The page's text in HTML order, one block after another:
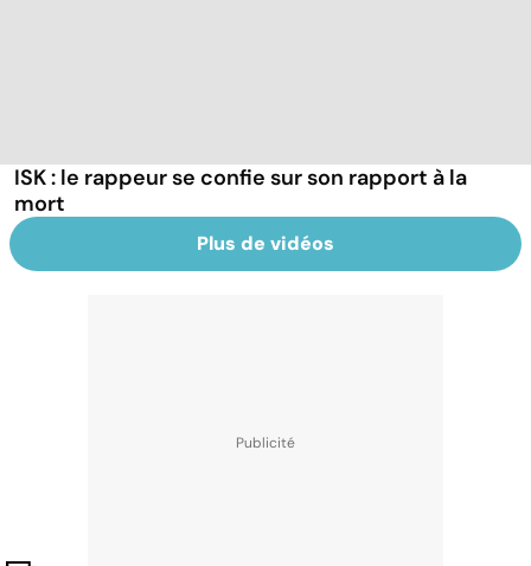
ISK : le rappeur se confie sur son rapport à la
mort
Plus de vidéos